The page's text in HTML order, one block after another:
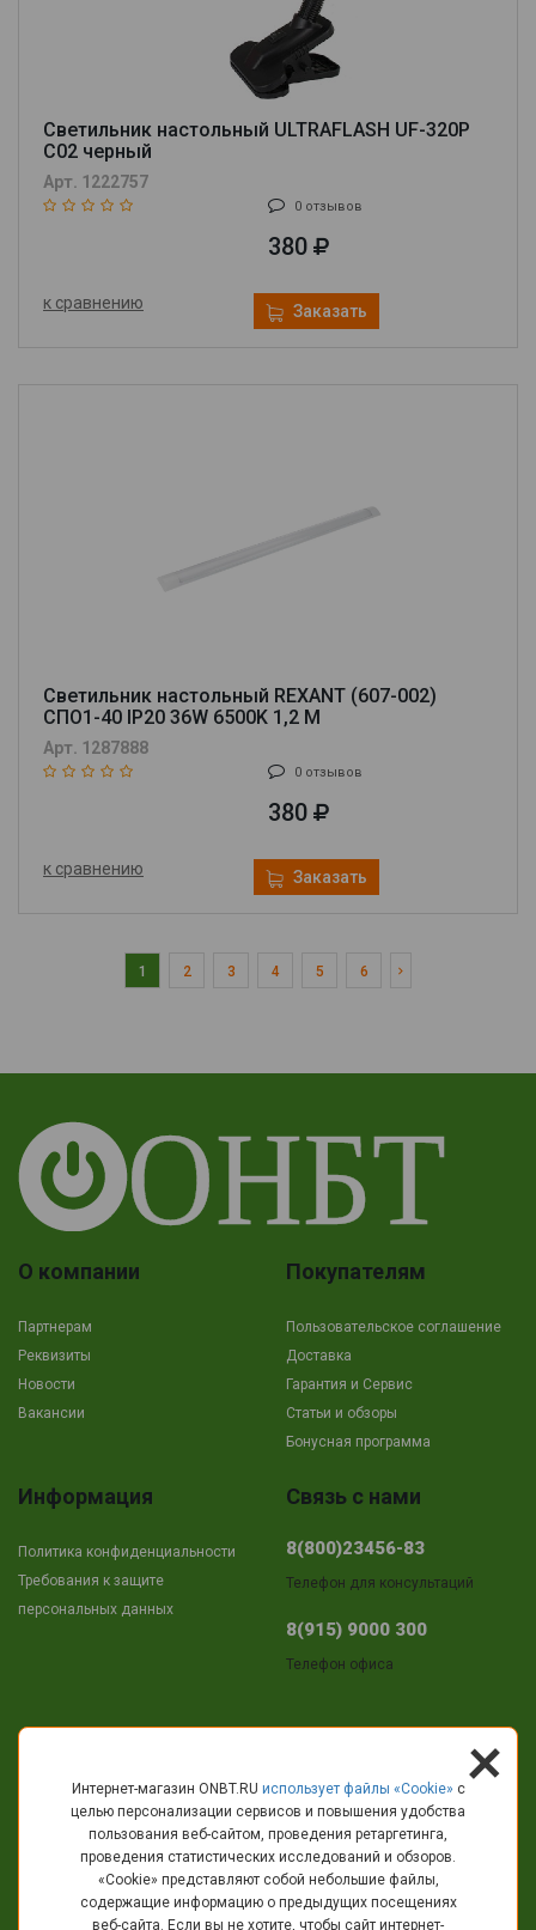
Светильник настольный ULTRAFLASH UF-320P
C02 черный
Арт. 1222757
0 отзывов
380
к сравнению Заказать
Светильник настольный REXANT (607-002)
СПО1-40 IP20 36W 6500K 1,2 М
Арт. 1287888
0 отзывов
380
к сравнению Заказать
1 2 3 4 5 6
О компании
Партнерам
Реквизиты
Новости
Вакансии
Покупателям
Пользовательское соглашение
Доставка
Гарантия и Сервис
Cтатьи и обзоры
Бонусная программа
Информация
Политика конфиденциальности
Требования к защите
персональных данных
Связь с нами
8(800)23456-83
Телефон для консультаций
8(915) 9000 300
Телефон офиса
г.Кострома
пр-т Текстильщиков, 11
info@onbt.ru
+
Интернет-магазин ONBT.RU использует файлы «Сookie» с
целью персонализации сервисов и повышения удобства
пользования веб-сайтом, проведения ретаргетинга,
проведения статистических исследований и обзоров.
«Cookie» представляют собой небольшие файлы,
содержащие информацию о предыдущих посещениях
веб-сайта. Если вы не хотите, чтобы сайт интернет-